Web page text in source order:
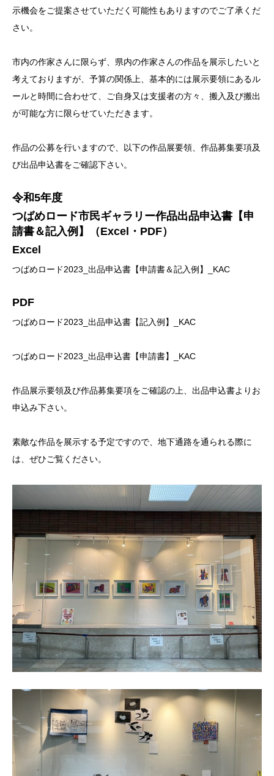
示機会をご提案させていただく可能性もありますのでご了承くだ
さい。
市内の作家さんに限らず、県内の作家さんの作品を展示したいと
考えておりますが、予算の関係上、基本的には展示要領にあるル
ールと時間に合わせて、ご自身又は支援者の方々、搬入及び搬出
が可能な方に限らせていただきます。
作品の公募を行いますので、以下の作品展要領、作品募集要項及
び出品申込書をご確認下さい。
令和5年度
つばめロード市民ギャラリー作品出品申込書【申
請書＆記入例】（Excel・PDF）
Excel
つばめロード2023_出品申込書【申請書＆記入例】_KAC
PDF
つばめロード2023_出品申込書【記入例】_KAC
つばめロード2023_出品申込書【申請書】_KAC
作品展示要領及び作品募集要項をご確認の上、出品申込書よりお
申込み下さい。
素敵な作品を展示する予定ですので、地下通路を通られる際に
は、ぜひご覧ください。